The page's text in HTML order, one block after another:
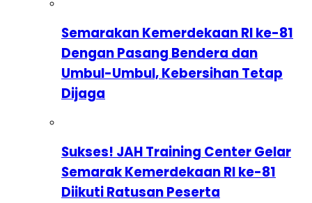
Semarakan Kemerdekaan RI ke-81
Dengan Pasang Bendera dan
Umbul-Umbul, Kebersihan Tetap
Dijaga
Sukses! JAH Training Center Gelar
Semarak Kemerdekaan RI ke-81
Diikuti Ratusan Peserta